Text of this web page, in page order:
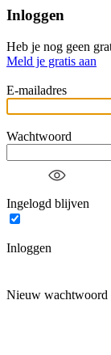
Inloggen
Heb je nog geen
Meld je gratis aan
E-mailadres
Wachtwoord
Ingelogd blijven
Inloggen
Nieuw wachtwoord